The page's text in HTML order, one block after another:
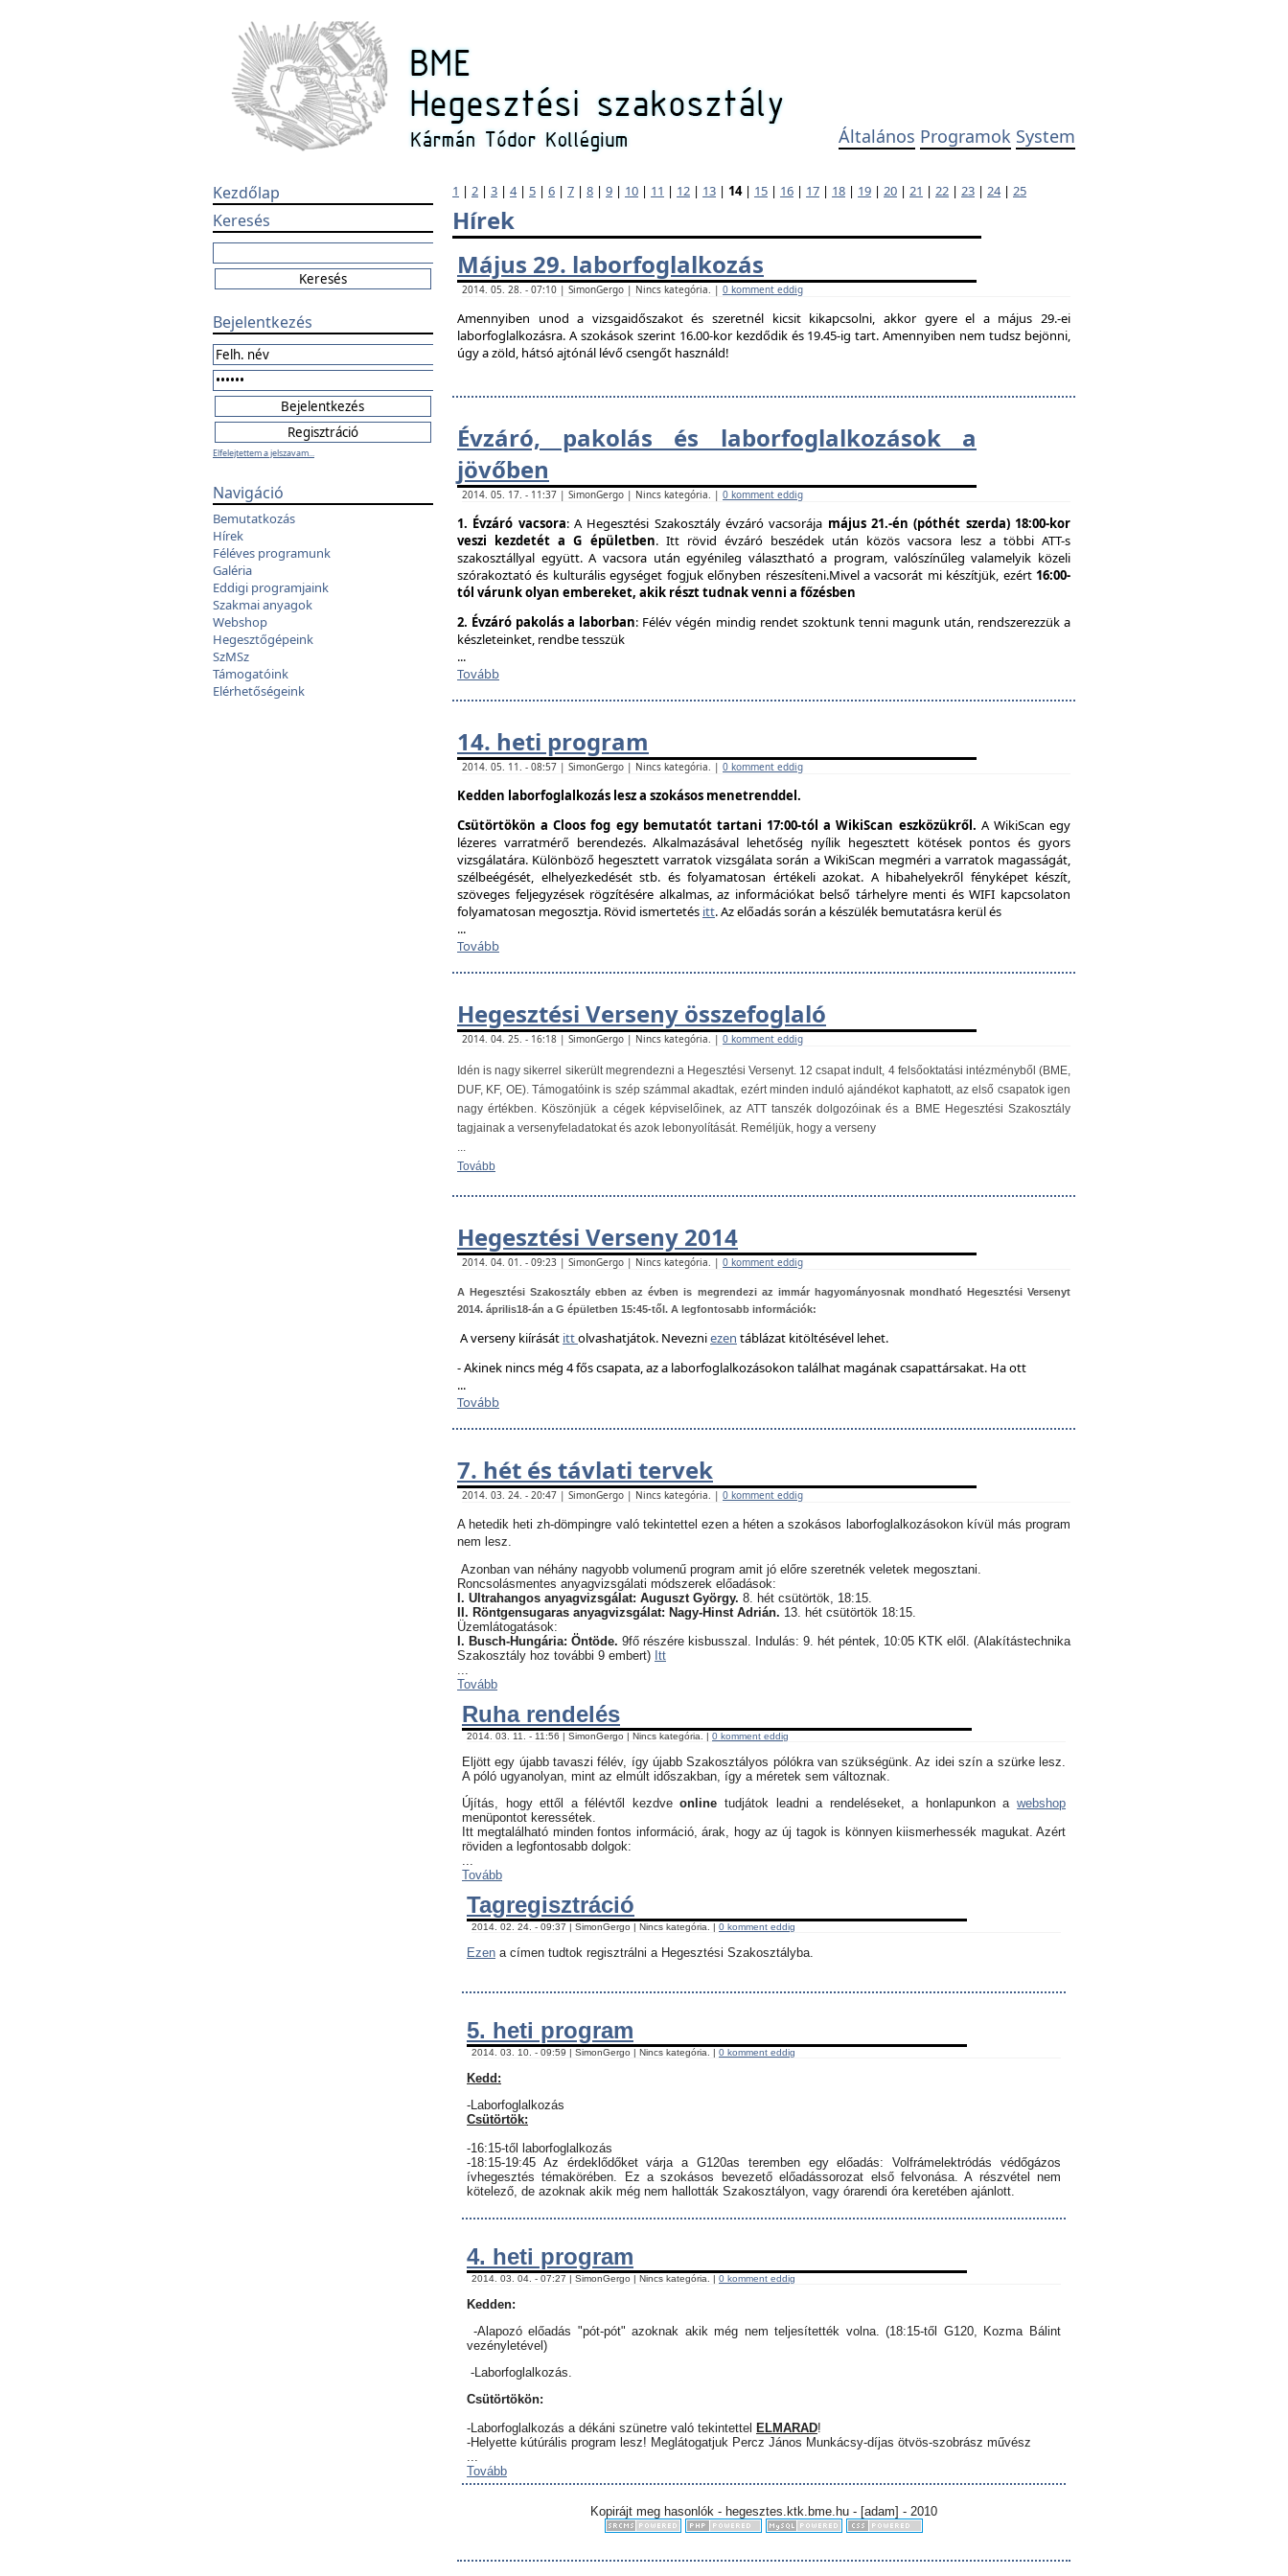
Általános Programok System
Kezdőlap
Keresés
Bejelentkezés
Elfelejtettem a jelszavam...
Navigáció
Bemutatkozás
Hírek
Féléves programunk
Galéria
Eddigi programjaink
Szakmai anyagok
Webshop
Hegesztőgépeink
SzMSz
Támogatóink
Elérhetőségeink
1 | 2 | 3 | 4| 5 | 6 | 7 | 8 | 9 | 10 | 11 | 12 | 13 | 14| 15 | 16 | 17 | 18 | 19 | 20 | 21 | 22 | 23 | 24| 25
Hírek
Május 29. laborfoglalkozás
2014. 05. 28. - 07:10 | SimonGergo | Nincs kategória. | 0 komment eddig
Amennyiben unod a vizsgaidőszakot és szeretnél kicsit kikapcsolni, akkor gyere el a május 29.-ei
laborfoglalkozásra. A szokások szerint 16.00-kor kezdődik és 19.45-ig tart. Amennyiben nem tudsz bejönni,
úgy a zöld, hátsó ajtónál lévő csengőt használd!
Évzáró, pakolás és laborfogla​lkozások a
jövőben
2014. 05. 17. - 11:37 | SimonGergo | Nincs kategória. | 0 komment eddig
1. Évzáró vacsora: A Hegesztési Szakosztály évzáró vacsorája május 21.-én (póthét szerda) 18:00-kor
veszi kezdetét a G épületben. Itt rövid évzáró beszédek után közös vacsora lesz a többi ATT-s
szakosztállyal együtt. A vacsora után egyénileg választható a program, valószínűleg valamelyik közeli
szórakoztató és kulturális egységet fogjuk előnyben részesíteni.Mivel a vacsorát mi készítjük, ezért 16:00-
tól várunk olyan embereket, akik részt tudnak venni a főzésben
2. Évzáró pakolás a laborban: Félév végén mindig rendet szoktunk tenni magunk után, rendszerezzük a
készleteinket, rendbe tesszük
...
Tovább
14. heti program
2014. 05. 11. - 08:57 | SimonGergo | Nincs kategória. | 0 komment eddig
Kedden laborfoglalkozás lesz a szokásos menetrenddel.
Csütörtökön a Cloos fog egy bemutatót tartani 17:00-tól a WikiScan eszközükről. A WikiScan egy
lézeres varratmérő berendezés. Alkalmazásával lehetőség nyílik hegesztett kötések pontos és gyors
vizsgálatára. Különböző hegesztett varratok vizsgálata során a WikiScan megméri a varratok magasságát,
szélbeégését, elhelyezkedését stb. és folyamatosan értékeli azokat. A hibahelyekről fényképet készít,
szöveges feljegyzések rögzítésére alkalmas, az információkat belső tárhelyre menti és WIFI kapcsolaton
folyamatosan megosztja. Rövid ismertetés itt. Az előadás során a készülék bemutatásra kerül és
...
Tovább
Hegesztési Verseny összefoglaló
2014. 04. 25. - 16:18 | SimonGergo | Nincs kategória. | 0 komment eddig
Idén is nagy sikerrel sikerült megrendezni a Hegesztési Versenyt. 12 csapat indult, 4 felsőoktatási intézményből (BME,
DUF, KF, OE). Támogatóink is szép számmal akadtak, ezért minden induló ajándékot kaphatott, az első csapatok igen
nagy értékben. Köszönjük a cégek képviselőinek, az ATT tanszék dolgozóinak és a BME Hegesztési Szakosztály
tagjainak a versenyfeladatokat és azok lebonyolítását. Reméljük, hogy a verseny
...
Tovább
Hegesztési Verseny 2014
2014. 04. 01. - 09:23 | SimonGergo | Nincs kategória. | 0 komment eddig
A Hegesztési Szakosztály ebben az évben is megrendezi az immár hagyományosnak mondható Hegesztési Versenyt
2014. április18-án a G épületben 15:45-től. A legfontosabb információk:
A verseny kiírását ittolvashatjátok. Nevezniezen táblázat kitöltésével lehet.
- Akinek nincs még 4 fős csapata, az a laborfoglalkozásokon találhat magának csapattársakat. Ha ott
...
Tovább
7. hét és távlati tervek
2014. 03. 24. - 20:47 | SimonGergo | Nincs kategória. | 0 komment eddig
A hetedik heti zh-dömpingre való tekintettel ezen a héten a szokásos laborfoglalkozásokon kívül más program
nem lesz.
Azonban van néhány nagyobb volumenű program amit jó előre szeretnék veletek megosztani.
Roncsolásmentes anyagvizsgálati módszerek előadások:
I. Ultrahangos anyagvizsgálat: Auguszt György. 8. hét csütörtök, 18:15.
II. Röntgensugaras anyagvizsgálat: Nagy-Hinst Adrián. 13. hét csütörtök 18:15.
Üzemlátogatások:
I. Busch-Hungária: Öntöde. 9fő részére kisbusszal. Indulás: 9. hét péntek, 10:05 KTK elől. (Alakítástechnika
Szakosztály hoz további 9 embert) Itt
...
Tovább
Ruha rendelés
2014. 03. 11. - 11:56 | SimonGergo | Nincs kategória. | 0 komment eddig
Eljött egy újabb tavaszi félév, így újabb Szakosztályos pólókra van szükségünk. Az idei szín a szürke lesz.
A póló ugyanolyan, mint az elmúlt időszakban, így a méretek sem változnak.
Újítás, hogy ettől a félévtől kezdveonline tudjátok leadni a rendeléseket, a honlapunkon awebshop
menüpontot keressétek.
Itt megtalálható minden fontos információ, árak, hogy az új tagok is könnyen kiismerhessék magukat. Azért
röviden a legfontosabb dolgok:
...
Tovább
Tagregisztráció
2014. 02. 24. - 09:37 | SimonGergo | Nincs kategória. | 0 komment eddig
Ezen a címen tudtok regisztrálni a Hegesztési Szakosztályba.
5. heti program
2014. 03. 10. - 09:59 | SimonGergo | Nincs kategória. | 0 komment eddig
Kedd:
-Laborfoglalkozás
Csütörtök:
-16:15-től laborfoglalkozás
-18:15-19:45 Az érdeklődőket várja a G120as teremben egy előadás: Volfrámelektródás védőgázos
ívhegesztés témakörében. Ez a szokásos bevezető előadássorozat első felvonása. A részvétel nem
kötelező, de azoknak akik még nem hallották Szakosztályon, vagy órarendi óra keretében ajánlott.
4. heti program
2014. 03. 04. - 07:27 | SimonGergo | Nincs kategória. | 0 komment eddig
Kedden:
-Alapozó előadás "pót-pót" azoknak akik még nem teljesítették volna. (18:15-től G120, Kozma Bálint
vezényletével)
-Laborfoglalkozás.
Csütörtökön:
-Laborfoglalkozás a dékáni szünetre való tekintettel ELMARAD!
-Helyette kútúrális program lesz! Meglátogatjuk Percz János Munkácsy-díjas ötvös-szobrász művész
...
Tovább
Kopirájt meg hasonlók - hegesztes.ktk.bme.hu - [adam] - 2010